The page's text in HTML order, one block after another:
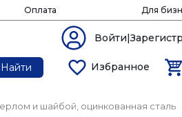
Оплата Для
Найти Избранное
и шайбой, оцинкованная сталь